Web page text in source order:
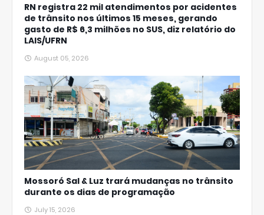
RN registra 22 mil atendimentos por acidentes
de trânsito nos últimos 15 meses, gerando
gasto de R$ 6,3 milhões no SUS, diz relatório do
LAIS/UFRN
August 05, 2026
Mossoró Sal & Luz trará mudanças no trânsito
durante os dias de programação
July 15, 2026